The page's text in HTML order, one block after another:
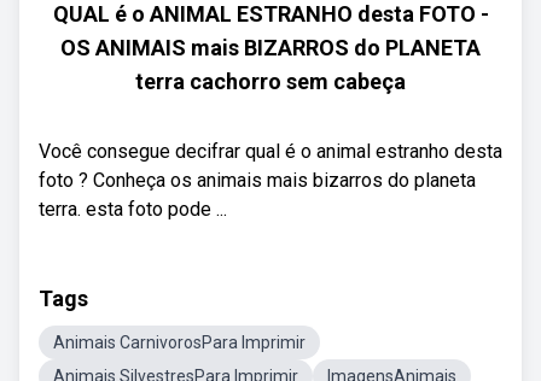
QUAL é o ANIMAL ESTRANHO desta FOTO -
OS ANIMAIS mais BIZARROS do PLANETA
terra cachorro sem cabeça
Você consegue decifrar qual é o animal estranho desta
foto ? Conheça os animais mais bizarros do planeta
terra. esta foto pode ...
Tags
Animais CarnivorosPara Imprimir
Animais SilvestresPara Imprimir
ImagensAnimais